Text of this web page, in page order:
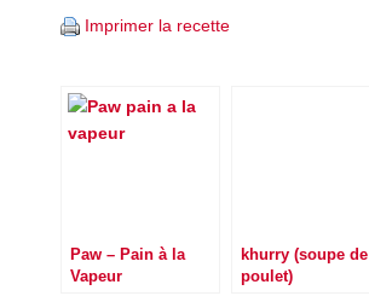
Imprimer la recette
Paw – Pain à la
Vapeur
khurry (soupe de
poulet)